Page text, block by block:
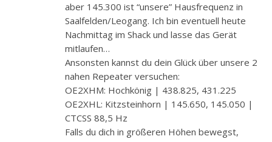
aber 145.300 ist “unsere” Hausfrequenz in
Saalfelden/Leogang. Ich bin eventuell heute
Nachmittag im Shack und lasse das Gerät
mitlaufen…
Ansonsten kannst du dein Glück über unsere 2
nahen Repeater versuchen:
OE2XHM: Hochkönig | 438.825, 431.225
OE2XHL: Kitzsteinhorn | 145.650, 145.050 |
CTCSS 88,5 Hz
Falls du dich in größeren Höhen bewegst,